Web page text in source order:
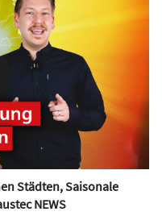
Städten, Saisonale
NEWS